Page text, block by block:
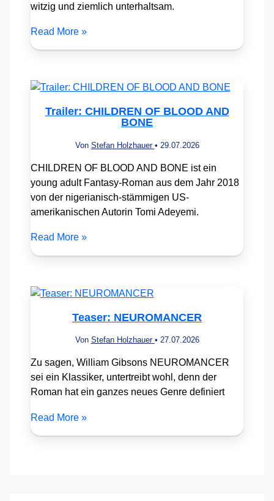
witzig und ziemlich unterhaltsam.
Read More »
Trailer: CHILDREN OF BLOOD AND
BONE
Von Stefan Holzhauer • 29.07.2026
CHILDREN OF BLOOD AND BONE ist ein
young adult Fantasy-Roman aus dem Jahr 2018
von der nigerianisch-stämmigen US-
amerikanischen Autorin Tomi Adeyemi.
Read More »
Teaser: NEUROMANCER
Von Stefan Holzhauer • 27.07.2026
Zu sagen, William Gibsons NEUROMANCER
sei ein Klassiker, untertreibt wohl, denn der
Roman hat ein ganzes neues Genre definiert
Read More »